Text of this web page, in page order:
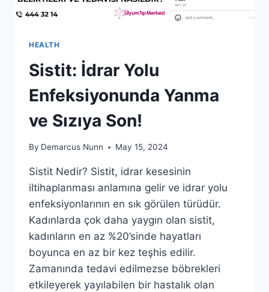
HEALTH
Sistit: İdrar Yolu
Enfeksiyonunda Yanma
ve Sızıya Son!
By Demarcus Nunn May 15, 2024
Sistit Nedir? Sistit, idrar kesesinin
iltihaplanması anlamına gelir ve idrar yolu
enfeksiyonlarının en sık görülen türüdür.
Kadınlarda çok daha yaygın olan sistit,
kadınların en az %20’sinde hayatları
boyunca en az bir kez teşhis edilir.
Zamanında tedavi edilmezse böbrekleri
etkileyerek yayılabilen bir hastalık olan